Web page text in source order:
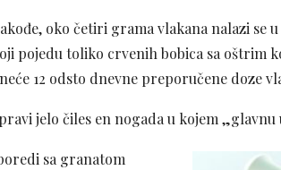
oko četiri grama vlakana nalazi se
pojedu toliko crvenih bobica sa oštrim
12 odsto dnevne preporučene doze
jelo čiles en nogada u kojem „glavnu
sa granatom